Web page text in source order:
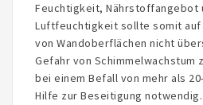
Feuchtigkeit, Nährstoffangebot
Luftfeuchtigkeit sollte somit auf
von Wandoberflächen nicht
Gefahr von Schimmelwachstum
bei einem Befall von mehr als
Hilfe zur Beseitigung